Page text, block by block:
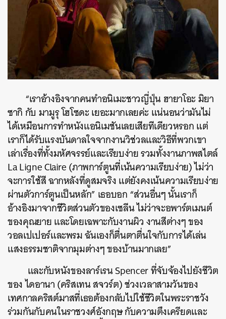
“เราอ้างอิงจากคนทำอนิเมะชาวญี่ปุ่น ฮายาโอะ มิยา
ซากิ กับ มามูรุ โฮโซดะ เยอะมากเลยค่ะ แน่นอนว่ามันไม่
ได้เหมือนการทำหนังแอนิเมชันเลยเสียทีเดียวหรอก แต่
เราก็ได้รับแรงบันดาลใจจากงานวิช่วลและวิธีที่พวกเขา
เล่าเรื่องที่ทั้งมหัศจรรย์และเรียบง่าย รวมทั้งงานภาพสไตล์
La Ligne Claire (ภาพการ์ตูนที่เน้นความเรียบง่าย) ไม่ว่า
จะการใช้สี ฉากหลังที่ดูสมจริง แต่ยังคงเน้นความเรียบง่าย
ผ่านตัวการ์ตูนเป็นหลัก” เธอบอก “ส่วนอื่นๆ นั้นเราก็
อ้างอิงมาจากชีวิตส่วนตัวของเซลีน ไม่ว่าจะอพาร์ตเมนต์
ของคุณยาย และโดยเฉพาะกับงานผิว งานสีต่างๆ ของ
วอลเปเปอร์และพรม ฉันเองก็ตื่นตาตื่นใจกับการได้เล่น
แสงธรรมชาติจากมุมต่างๆ ของบ้านมากเลย”
และกับหนังของลาร์เรน Spencer ที่จับจ้องไปยังชีวิต
ของ ไดอานา (คริสเทน สจวร์ต) ช่วงเวลาสามวันของ
เทศกาลคริสต์มาสที่เธอต้องกลับไปใช้ชีวิตในพระราชวัง
ร่วมกันกับคนในราชวงศ์อังกฤษ กับความตึงเครียดและ